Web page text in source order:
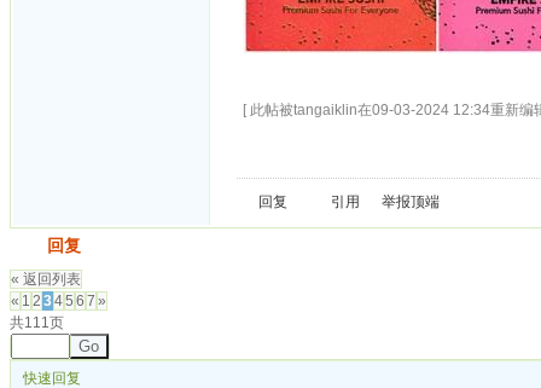
[ 此帖被tangaiklin在09-03-2024 12:34重新编
回复 引用 举报顶端
回复
« 返回列表
« 1 2 345 6 7 »
共111页
Go
快速回复